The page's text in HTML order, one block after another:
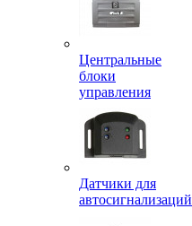
Центральные
блоки
управления
Датчики для
автосигнализаций